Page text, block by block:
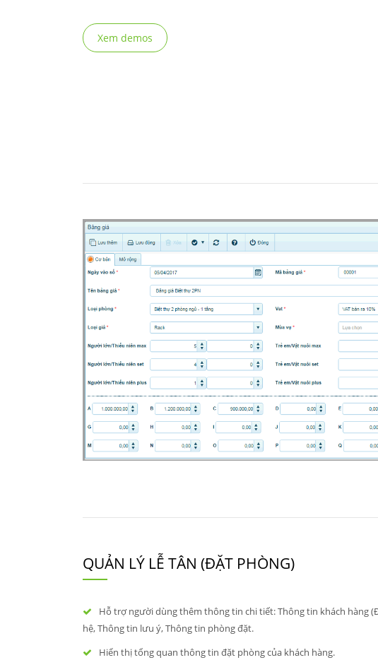
Xem demos
QUẢN LÝ LỄ TÂN (ĐẶT PHÒNG)
Hỗ trợ người dùng thêm thông tin chi tiết: Thông tin khách hàng
hệ, Thông tin lưu ý, Thông tin phòng đặt.
Hiển thị tổng quan thông tin đặt phòng của khách hàng.